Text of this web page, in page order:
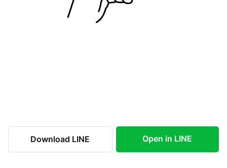
Download LINE Open in LINE